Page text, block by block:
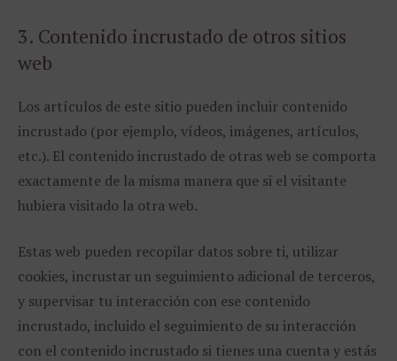
3. Contenido incrustado de otros sitios
web
Los artículos de este sitio pueden incluir contenido
incrustado (por ejemplo, vídeos, imágenes, artículos,
etc.). El contenido incrustado de otras web se comporta
exactamente de la misma manera que si el visitante
hubiera visitado la otra web.
Estas web pueden recopilar datos sobre ti, utilizar
cookies, incrustar un seguimiento adicional de terceros,
y supervisar tu interacción con ese contenido
incrustado, incluido el seguimiento de su interacción
con el contenido incrustado si tienes una cuenta y estás